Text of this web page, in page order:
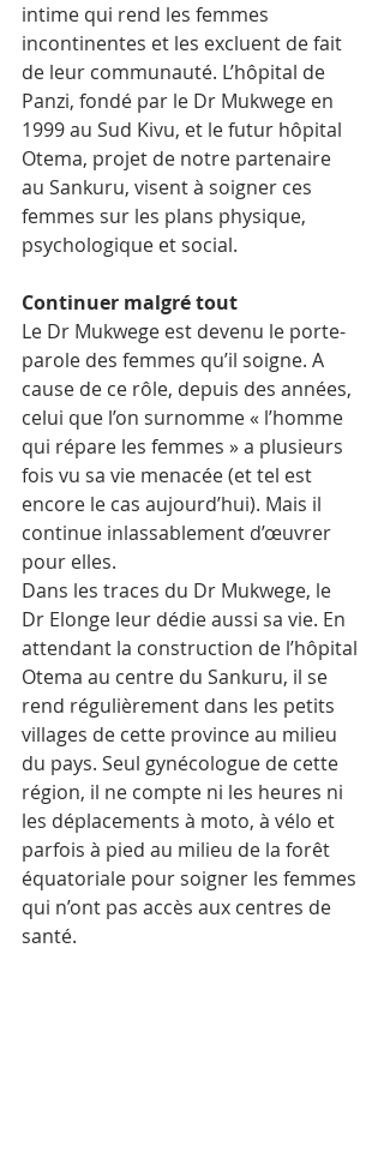
intime qui rend les femmes
incontinentes et les excluent de fait
de leur communauté. L’hôpital de
Panzi, fondé par le Dr Mukwege en
1999 au Sud Kivu, et le futur hôpital
Otema, projet de notre partenaire
au Sankuru, visent à soigner ces
femmes sur les plans physique,
psychologique et social.
Continuer malgré tout
Le Dr Mukwege est devenu le porte-
parole des femmes qu’il soigne. A
cause de ce rôle, depuis des années,
celui que l’on surnomme « l’homme
qui répare les femmes » a plusieurs
fois vu sa vie menacée (et tel est
encore le cas aujourd’hui). Mais il
continue inlassablement d’œuvrer
pour elles.
Dans les traces du Dr Mukwege, le
Dr Elonge leur dédie aussi sa vie. En
attendant la construction de l’hôpital
Otema au centre du Sankuru, il se
rend régulièrement dans les petits
villages de cette province au milieu
du pays. Seul gynécologue de cette
région, il ne compte ni les heures ni
les déplacements à moto, à vélo et
parfois à pied au milieu de la forêt
équatoriale pour soigner les femmes
qui n’ont pas accès aux centres de
santé.